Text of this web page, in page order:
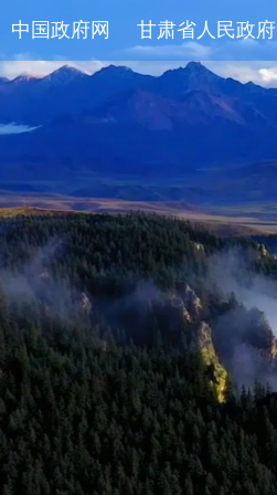
中国政府网 甘肃省人民政府